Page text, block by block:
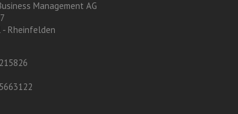
Management AG
- Rheinfelden